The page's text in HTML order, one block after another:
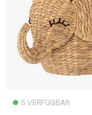
5 VERFÜGBAR